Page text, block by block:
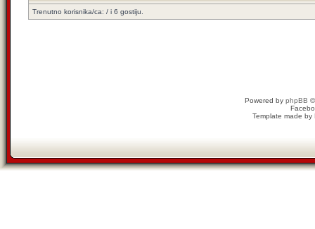
Trenutno korisnika/ca: / i 6 gostiju.
Powered by phpBB
Template made by